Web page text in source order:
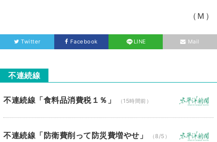
（Ｍ）
Twitter Facebook LINE Mail
不連続線
不連続線「食料品消費税１％」 （15時間前）
不連続線「防衛費削って防災費増やせ」 （8/5）